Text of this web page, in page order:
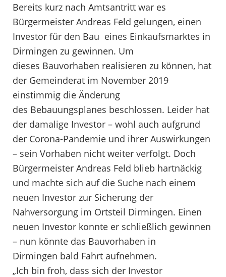
Bereits kurz nach Amtsantritt war es
Bürgermeister Andreas Feld gelungen, einen
Investor für den Bau eines Einkaufsmarktes in
Dirmingen zu gewinnen. Um
dieses Bauvorhaben realisieren zu können, hat
der Gemeinderat im November 2019
einstimmig die Änderung
des Bebauungsplanes beschlossen. Leider hat
der damalige Investor – wohl auch aufgrund
der Corona-Pandemie und ihrer Auswirkungen
– sein Vorhaben nicht weiter verfolgt. Doch
Bürgermeister Andreas Feld blieb hartnäckig
und machte sich auf die Suche nach einem
neuen Investor zur Sicherung der
Nahversorgung im Ortsteil Dirmingen. Einen
neuen Investor konnte er schließlich gewinnen
– nun könnte das Bauvorhaben in
Dirmingen bald Fahrt aufnehmen.
„Ich bin froh, dass sich der Investor